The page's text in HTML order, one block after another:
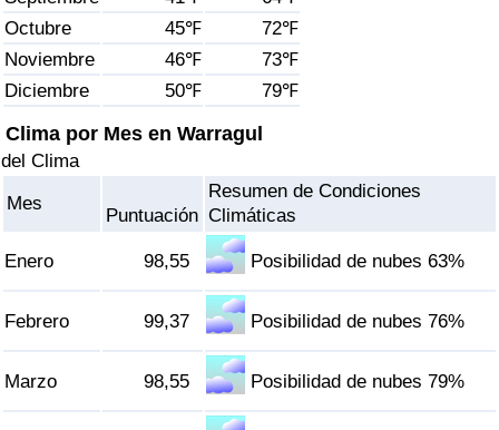
Octubre
45℉
72℉
Noviembre
46℉
73℉
Diciembre
50℉ 79℉
Clima por Mes en Warragul
del Clima
Mes
Puntuación
Resumen de Condiciones
Climáticas
Enero 98,55 Posibilidad de nubes 63%
Febrero 99,37 Posibilidad de nubes 76%
Marzo 98,55 Posibilidad de nubes 79%
Índice de criminalidad por país
Sanidad
Índice de Sanidad (Actual)
Índice de Sanidad por País
Índice de Contaminación (Actual)